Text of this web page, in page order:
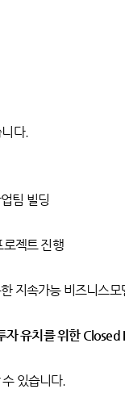
다.
팀 빌딩
젝트 진행
지속가능 비즈니스모
유치를 위한 Closed
있습니다.